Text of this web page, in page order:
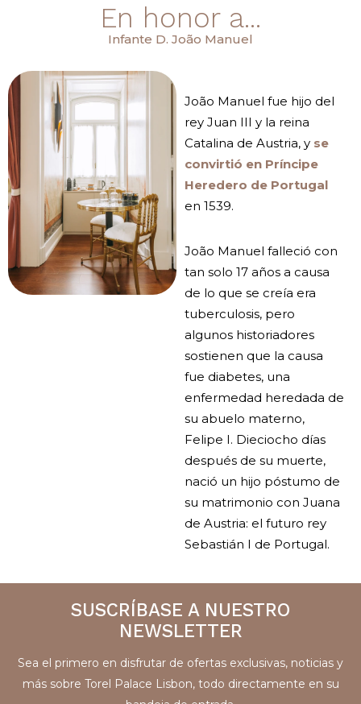
En honor a...
Infante D. João Manuel
João Manuel fue hijo del
rey Juan III y la reina
Catalina de Austria, y se
convirtió en Príncipe
Heredero de Portugal
en 1539.
João Manuel falleció con
tan solo 17 años a causa
de lo que se creía era
tuberculosis, pero
algunos historiadores
sostienen que la causa
fue diabetes, una
enfermedad heredada de
su abuelo materno,
Felipe I. Dieciocho días
después de su muerte,
nació un hijo póstumo de
su matrimonio con Juana
de Austria: el futuro rey
Sebastián I de Portugal.
SUSCRÍBASE A NUESTRO
NEWSLETTER
Sea el primero en disfrutar de ofertas exclusivas, noticias y
más sobre Torel Palace Lisbon, todo directamente en su